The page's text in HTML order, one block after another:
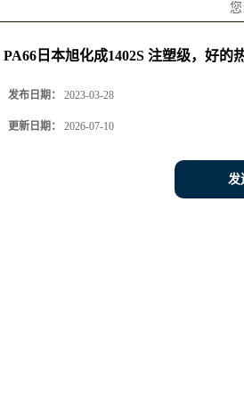
您
PA66日本旭化成1402S 注塑级，好的
发布日期： 2023-03-28
更新日期： 2026-07-10
发